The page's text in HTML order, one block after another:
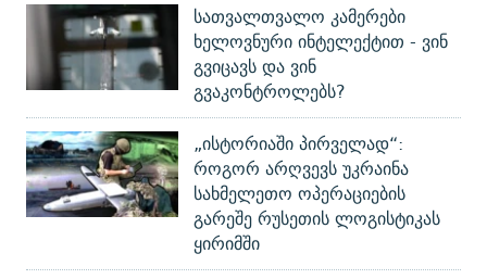
სათვალთვალო კამერები
ხელოვნური ინტელექტით - ვინ
გვიცავს და ვინ
გვაკონტროლებს?
„ისტორიაში პირველად“:
როგორ არღვევს უკრაინა
სახმელეთო ოპერაციების
გარეშე რუსეთის ლოგისტიკას
ყირიმში